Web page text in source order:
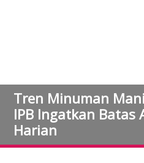
Tren Minuman
IPB Ingatkan Batas
Harian